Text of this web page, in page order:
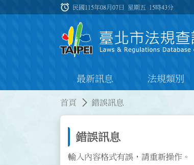
:::
alarm 民國115年08月07日 星期五 15時43分
最新訊息 法規類別
首頁 錯誤訊息
錯誤訊息
輸入內容格式有誤，請重新操作。